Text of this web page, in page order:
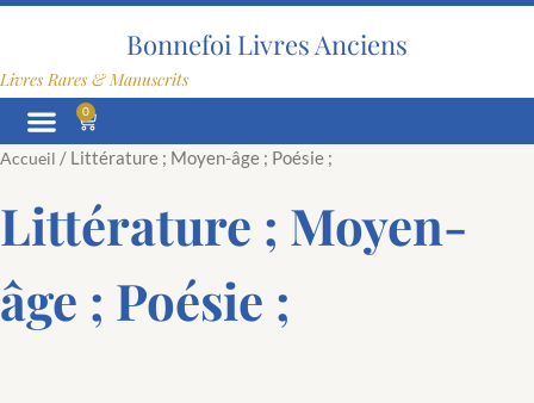
Aller
Bonnefoi Livres Anciens
Livres Rares & Manuscrits
0
Panier
Accueil / Littérature ; Moyen-âge ; Poésie ;
Littérature ; Moyen-
âge ; Poésie ;